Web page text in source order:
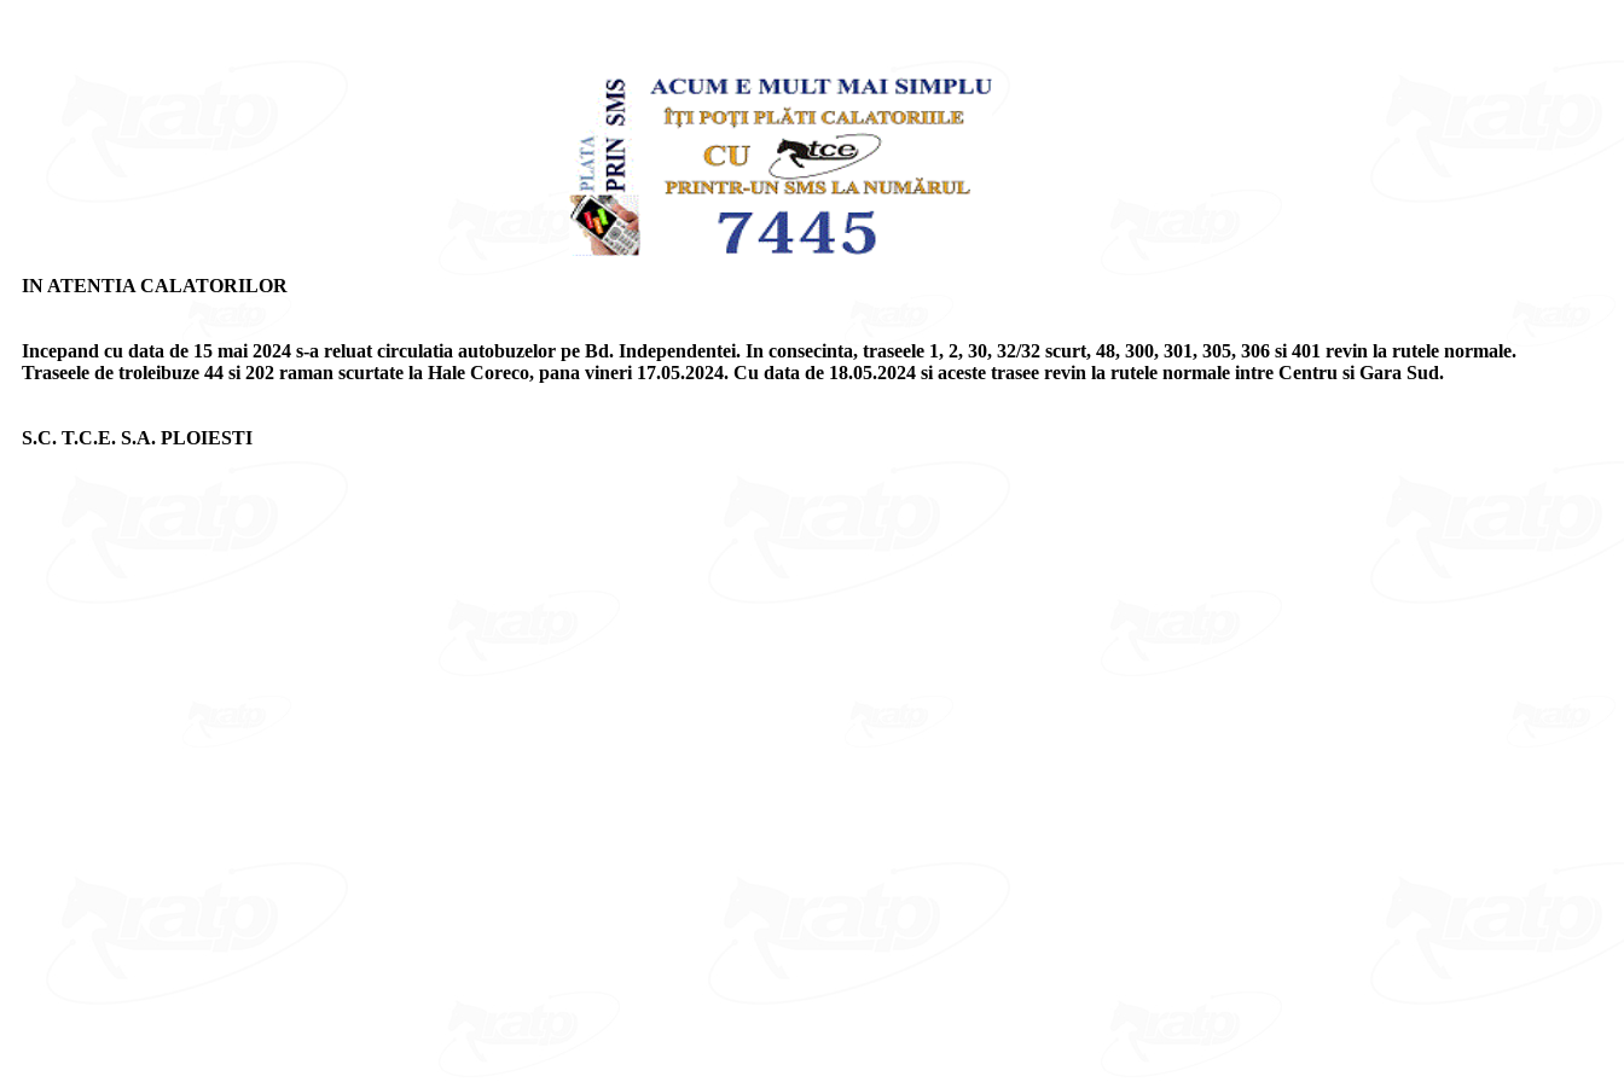
IN ATENTIA CALATORILOR
Incepand cu data de 15 mai 2024 s-a reluat circulatia autobuzelor pe Bd. Independentei. In consecinta, traseele 1, 2, 30, 32/32 scurt, 48, 300, 301, 305, 306 si 401 revin la rutele normale.
Traseele de troleibuze 44 si 202 raman scurtate la Hale Coreco, pana vineri 17.05.2024. Cu data de 18.05.2024 si aceste trasee revin la rutele normale intre Centru si Gara Sud.
S.C. T.C.E. S.A. PLOIESTI